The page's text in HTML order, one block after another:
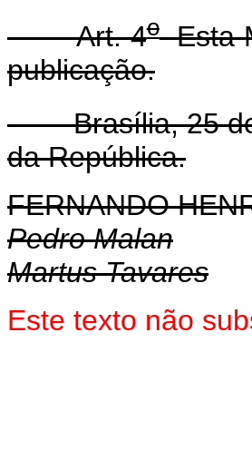
Art. 4oEsta
publicação.
Brasília, 25 de
da República.
FERNANDO
Pedro Malan
Martus Tavares
Este texto não